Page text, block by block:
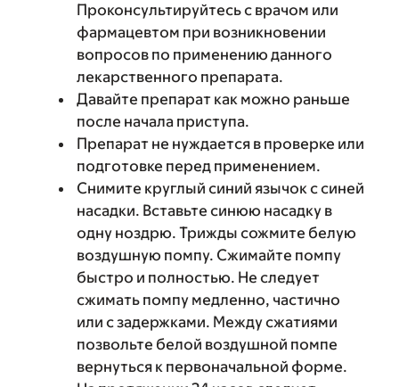
Проконсультируйтесь с врачом или
фармацевтом при возникновении
вопросов по применению данного
лекарственного препарата.
Давайте препарат как можно раньше
после начала приступа.
Препарат не нуждается в проверке или
подготовке перед применением.
Снимите круглый синий язычок с синей
насадки. Вставьте синюю насадку в
одну ноздрю. Трижды сожмите белую
воздушную помпу. Сжимайте помпу
быстро и полностью. Не следует
сжимать помпу медленно, частично
или с задержками. Между сжатиями
позвольте белой воздушной помпе
вернуться к первоначальной форме.